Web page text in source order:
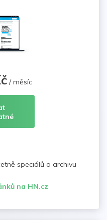
/ měsíc
speciálů a archivu
na HN.cz